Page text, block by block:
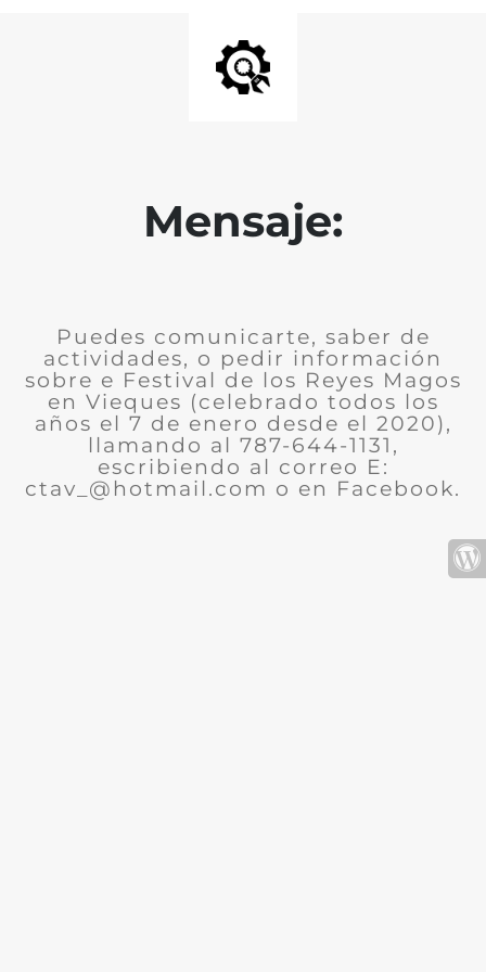
Mensaje:
Puedes comunicarte, saber de
actividades, o pedir información
sobre e Festival de los Reyes Magos
en Vieques (celebrado todos los
años el 7 de enero desde el 2020),
llamando al 787-644-1131,
escribiendo al correo E:
ctav_@hotmail.com o en Facebook.